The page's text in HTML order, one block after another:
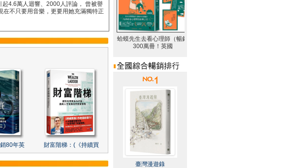
4.6萬人迴響、2000人評論， 曾被譽
不只要用音樂，更要用她充滿獨特正
80年英 財富階梯：(《持續買
臺灣漫遊錄